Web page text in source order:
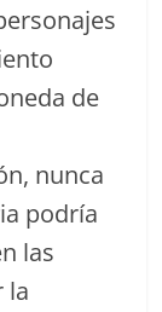
de
nunca
podría
las
la